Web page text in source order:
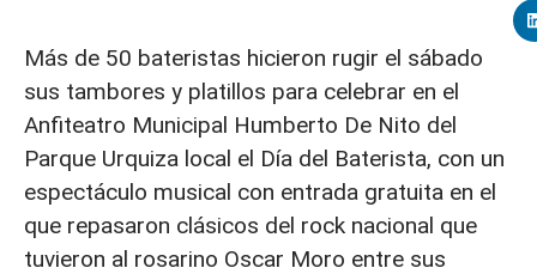
Más de 50 bateristas hicieron rugir el sábado
sus tambores y platillos para celebrar en el
Anfiteatro Municipal Humberto De Nito del
Parque Urquiza local el Día del Baterista, con un
espectáculo musical con entrada gratuita en el
que repasaron clásicos del rock nacional que
tuvieron al rosarino Oscar Moro entre sus